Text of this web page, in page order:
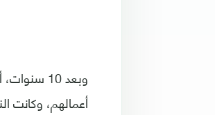
أعمالهم، وكانت